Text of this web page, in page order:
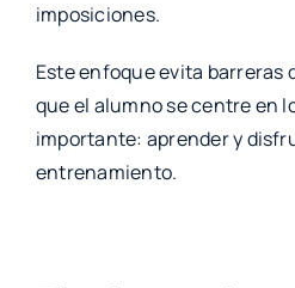
imposiciones.
Este enfoque evita barreras
que el alumno se centre en
importante: aprender y
entrenamiento.